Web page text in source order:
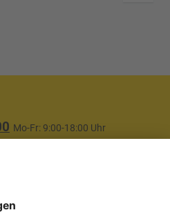
Mo-Fr: 9:00-18:00 Uhr